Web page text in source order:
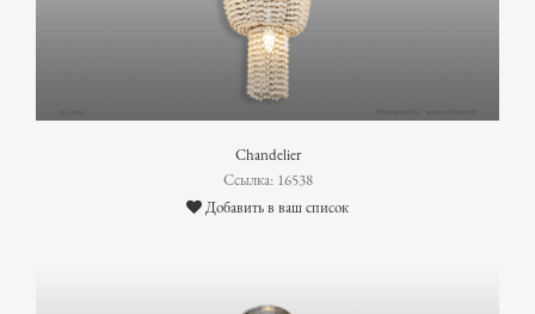
Chandelier
Ссылка: 16538
Добавить в ваш список